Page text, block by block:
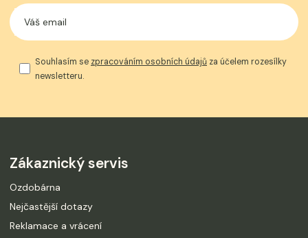
Souhlasím se zpracováním osobních údajů za účelem rozesílky
newsletteru.
Zákaznický servis
Ozdobárna
Nejčastější dotazy
Reklamace a vrácení